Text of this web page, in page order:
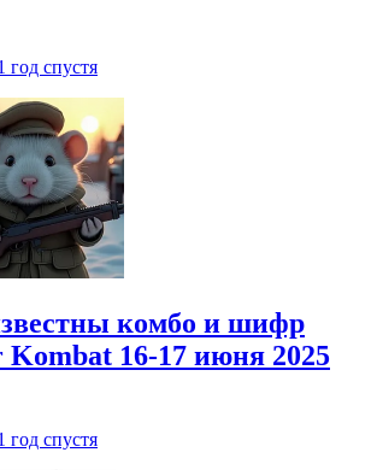
год спустя
комбо и шифр
Kombat 16-17 июня 2025
год спустя